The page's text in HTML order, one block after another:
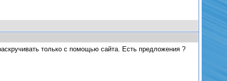
только с помощью сайта. Есть предложения ?